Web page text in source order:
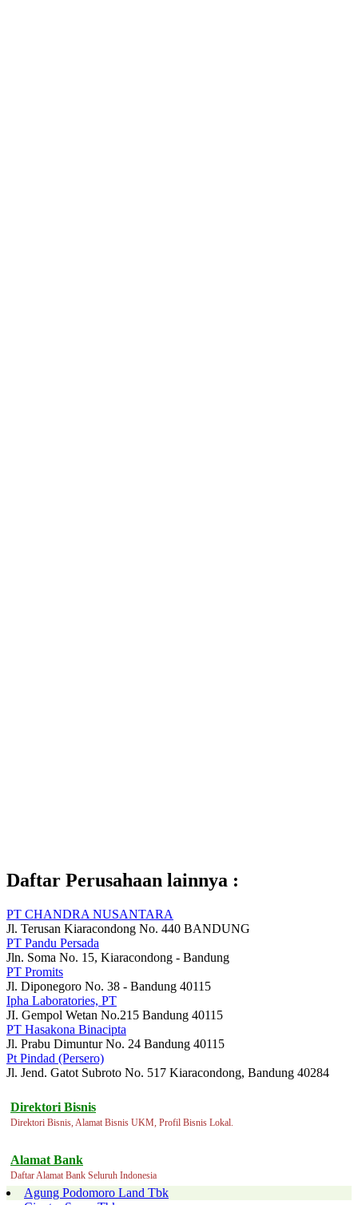
Daftar Perusahaan lainnya :
PT CHANDRA NUSANTARA
Jl. Terusan Kiaracondong No. 440 BANDUNG
PT Pandu Persada
Jln. Soma No. 15, Kiaracondong - Bandung
PT Promits
Jl. Diponegoro No. 38 - Bandung 40115
Ipha Laboratories, PT
JI. Gempol Wetan No.215 Bandung 40115
PT Hasakona Binacipta
Jl. Prabu Dimuntur No. 24 Bandung 40115
Pt Pindad (Persero)
Jl. Jend. Gatot Subroto No. 517 Kiaracondong, Bandung 40284
Direktori Bisnis
Direktori Bisnis, Alamat Bisnis UKM, Profil Bisnis Lokal.
Alamat Bank
Daftar Alamat Bank Seluruh Indonesia
Agung Podomoro Land Tbk